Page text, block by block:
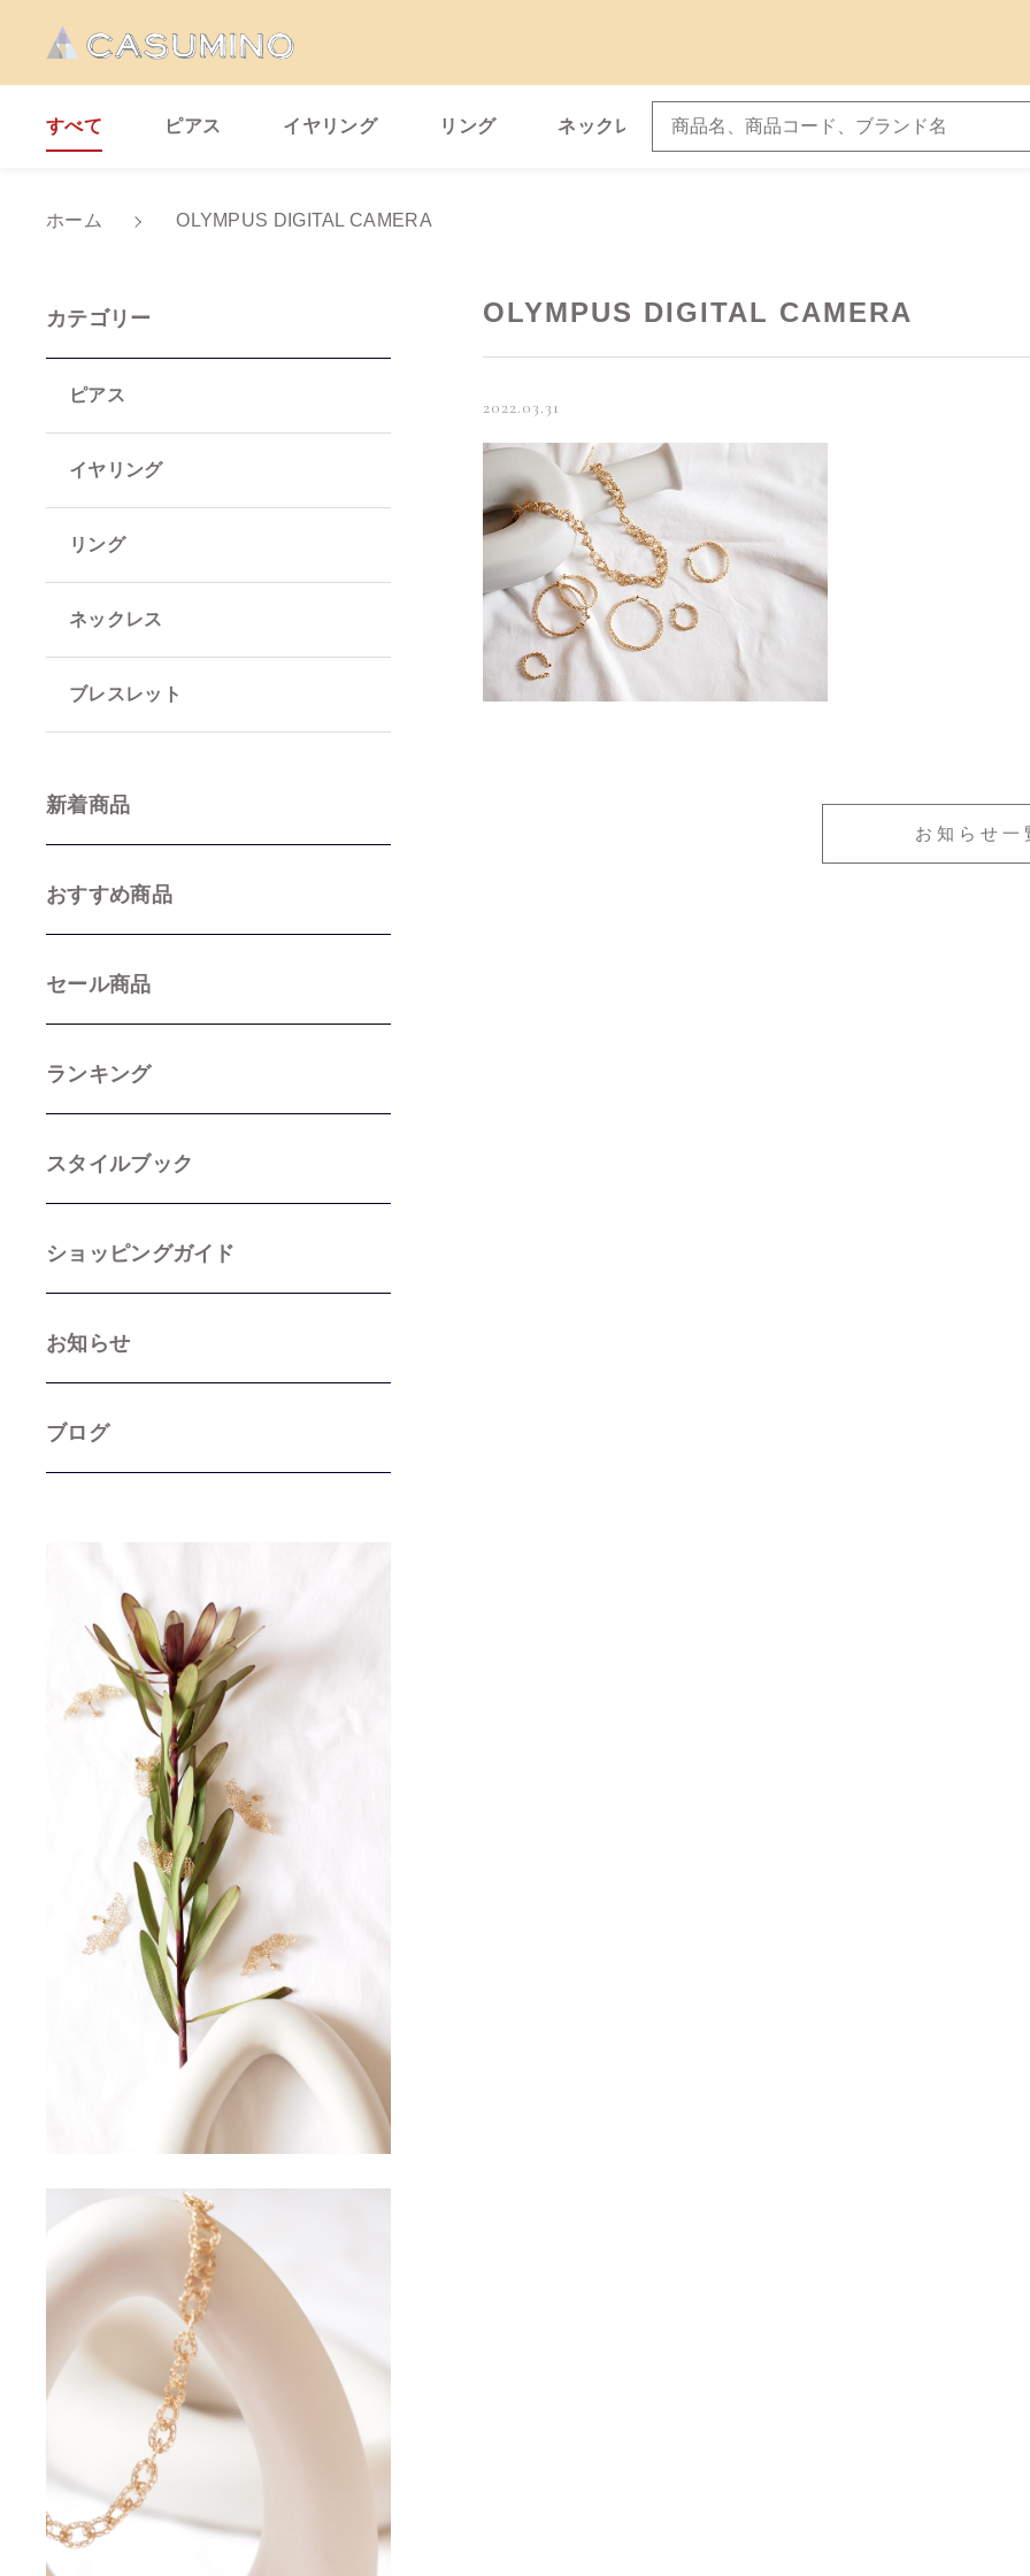
すべて ピアス イヤリング リング ネックレス ブレスレット
ホーム OLYMPUS DIGITAL CAMERA
OLYMPUS DIGITAL CAMERA
2022.03.31
お知らせ一
カテゴリー
ピアス
イヤリング
リング
ネックレス
ブレスレット
新着商品
おすすめ商品
セール商品
ランキング
スタイルブック
ショッピングガイド
お知らせ
ブログ
子カテゴリ
～